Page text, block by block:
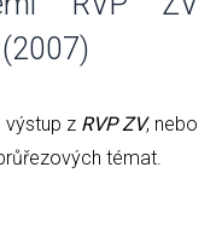
výstup z RVP ZV, nebo
témat.